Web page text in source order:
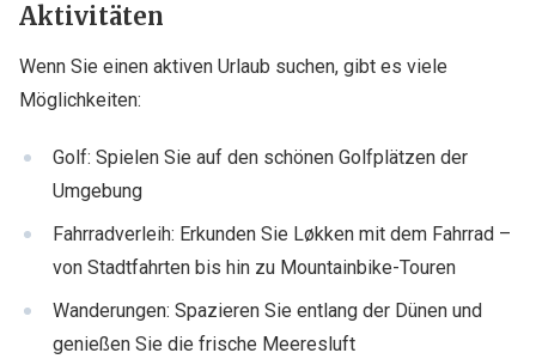
Aktivitäten
Wenn Sie einen aktiven Urlaub suchen, gibt es viele
Möglichkeiten:
Golf: Spielen Sie auf den schönen Golfplätzen der
Umgebung
Fahrradverleih: Erkunden Sie Løkken mit dem Fahrrad –
von Stadtfahrten bis hin zu Mountainbike-Touren
Wanderungen: Spazieren Sie entlang der Dünen und
genießen Sie die frische Meeresluft